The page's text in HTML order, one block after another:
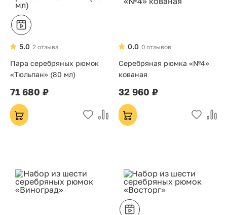
2 отзыва
5.0
Пара серебряных рюмок
«Тюльпан» (80 мл)
71 680 ₽
0 отзывов
0.0
Серебряная рюмка «№4»
кованая
32 960 ₽